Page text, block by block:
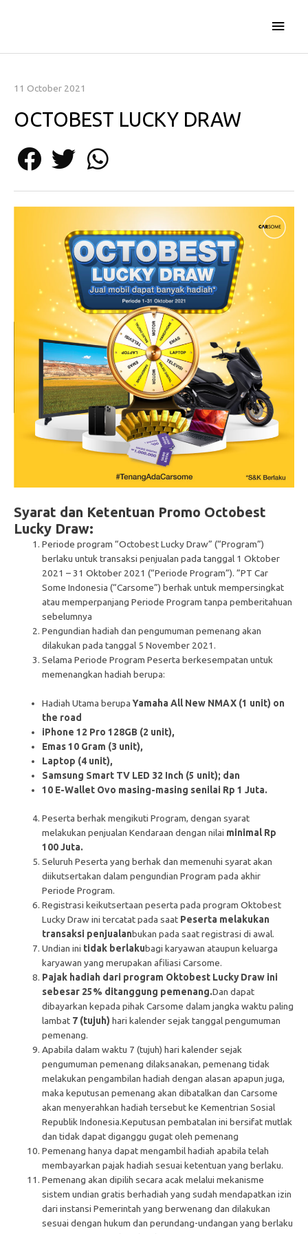
11 October 2021
OCTOBEST LUCKY DRAW
Syarat dan Ketentuan Promo Octobest
Lucky Draw:
Periode program “Octobest Lucky Draw” (“Program”)
berlaku untuk transaksi penjualan pada tanggal 1 Oktober
2021 – 31 Oktober 2021 (“Periode Program”). ”PT Car
Some Indonesia (“Carsome”) berhak untuk mempersingkat
atau memperpanjang Periode Program tanpa pemberitahuan
sebelumnya
Pengundian hadiah dan pengumuman pemenang akan
dilakukan pada tanggal 5 November 2021.
Selama Periode Program Peserta berkesempatan untuk
memenangkan hadiah berupa:
Hadiah Utama berupaYamaha All New NMAX (1 unit) on
the road
iPhone 12 Pro 128GB (2 unit),
Emas 10 Gram (3 unit),
Laptop (4 unit),
Samsung Smart TV LED 32 Inch (5 unit); dan
10 E-Wallet Ovo masing-masing senilai Rp 1 Juta.
Peserta berhak mengikuti Program, dengan syarat
melakukan penjualan Kendaraan dengan nilai minimal Rp
100 Juta.
Seluruh Peserta yang berhak dan memenuhi syarat akan
diikutsertakan dalam pengundian Program pada akhir
Periode Program.
Registrasi keikutsertaan peserta pada program Oktobest
Lucky Draw ini tercatat pada saat Peserta melakukan
transaksi penjualanbukan pada saat registrasi di awal.
Undian ini tidak berlakubagi karyawan ataupun keluarga
karyawan yang merupakan afiliasi Carsome.
Pajak hadiah dari program Oktobest Lucky Draw ini
sebesar 25% ditanggung pemenang.Dan dapat
dibayarkan kepada pihak Carsome dalam jangka waktu paling
lambat 7 (tujuh) hari kalender sejak tanggal pengumuman
pemenang.
Apabila dalam waktu 7 (tujuh) hari kalender sejak
pengumuman pemenang dilaksanakan, pemenang tidak
melakukan pengambilan hadiah dengan alasan apapun juga,
maka keputusan pemenang akan dibatalkan dan Carsome
akan menyerahkan hadiah tersebut ke Kementrian Sosial
Republik Indonesia.Keputusan pembatalan ini bersifat mutlak
dan tidak dapat diganggu gugat oleh pemenang
Pemenang hanya dapat mengambil hadiah apabila telah
membayarkan pajak hadiah sesuai ketentuan yang berlaku.
Pemenang akan dipilih secara acak melalui mekanisme
sistem undian gratis berhadiah yang sudah mendapatkan izin
dari instansi Pemerintah yang berwenang dan dilakukan
sesuai dengan hukum dan perundang-undangan yang berlaku